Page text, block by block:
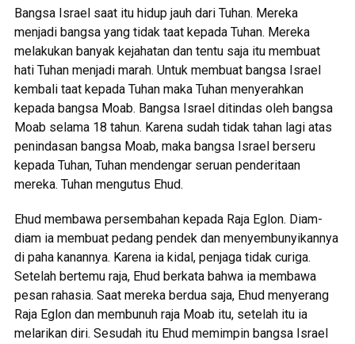
Bangsa Israel saat itu hidup jauh dari Tuhan. Mereka
menjadi bangsa yang tidak taat kepada Tuhan. Mereka
melakukan banyak kejahatan dan tentu saja itu membuat
hati Tuhan menjadi marah. Untuk membuat bangsa Israel
kembali taat kepada Tuhan maka Tuhan menyerahkan
kepada bangsa Moab. Bangsa Israel ditindas oleh bangsa
Moab selama 18 tahun. Karena sudah tidak tahan lagi atas
penindasan bangsa Moab, maka bangsa Israel berseru
kepada Tuhan, Tuhan mendengar seruan penderitaan
mereka. Tuhan mengutus Ehud.
Ehud membawa persembahan kepada Raja Eglon. Diam-
diam ia membuat pedang pendek dan menyembunyikannya
di paha kanannya. Karena ia kidal, penjaga tidak curiga.
Setelah bertemu raja, Ehud berkata bahwa ia membawa
pesan rahasia. Saat mereka berdua saja, Ehud menyerang
Raja Eglon dan membunuh raja Moab itu, setelah itu ia
melarikan diri. Sesudah itu Ehud memimpin bangsa Israel